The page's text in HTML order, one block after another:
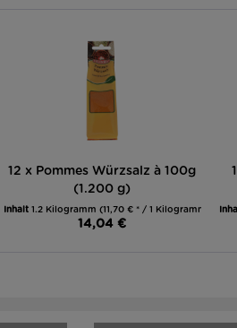
12 x Pommes Würzsalz à 100g
(1.200 g)
Inhalt1.2 Kilogramm(11,70 € * / 1 Kilogramm)
14,04 €